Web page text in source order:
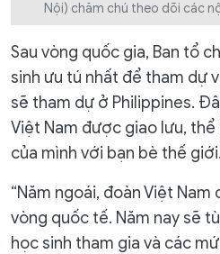
Nội) chăm chú theo dõi các
Sau vòng quốc gia, Ban tổ
sinh ưu tú nhất để tham dự
sẽ tham dự ở Philippines.
Việt Nam được giao lưu,
của mình với bạn bè thế giới.
“Năm ngoái, đoàn Việt
vòng quốc tế. Năm nay sẽ
học sinh tham gia và các